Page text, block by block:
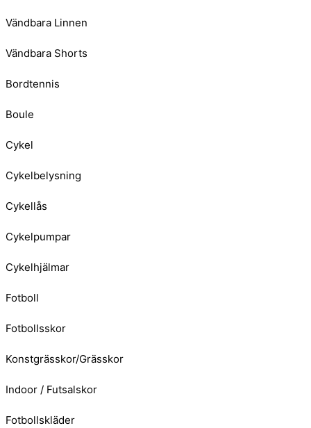
Vändbara Linnen
Vändbara Shorts
Bordtennis
Boule
Cykel
Cykelbelysning
Cykellås
Cykelpumpar
Cykelhjälmar
Fotboll
Fotbollsskor
Konstgrässkor/Grässkor
Indoor / Futsalskor
Fotbollskläder